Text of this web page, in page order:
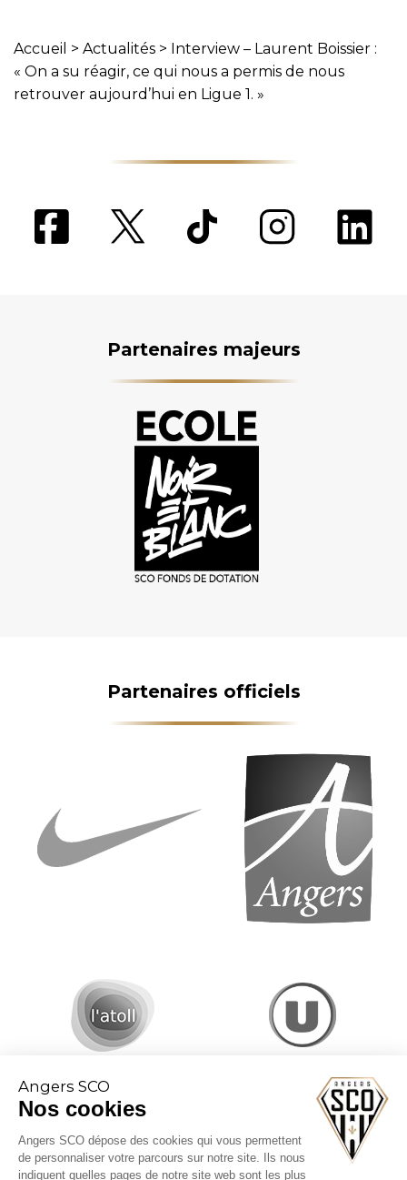
Angers SCO
Nos cookies
Angers SCO dépose des cookies qui vous permettent
de personnaliser votre parcours sur notre site. Ils nous
indiquent quelles pages de notre site web sont les plus
Accueil > Actualités > Interview – Laurent Boissier :
« On a su réagir, ce qui nous a permis de nous
retrouver aujourd’hui en Ligue 1. »
Partenaires majeurs
Partenaires officiels